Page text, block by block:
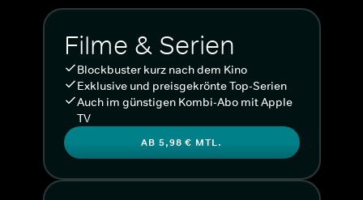
Filme & Serien
Blockbuster kurz nach dem Kino
Exklusive und preisgekrönte Top-Serien
Auch im günstigen Kombi-Abo mit Apple
TV
AB 5,98 € MTL.